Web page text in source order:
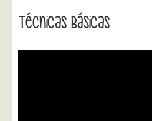
Técnicas Básicas